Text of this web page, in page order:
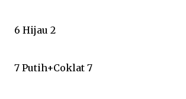
6 Hijau 2
7 Putih+Coklat 7